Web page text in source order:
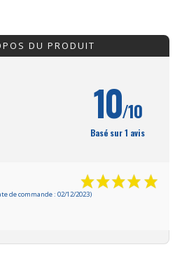
DU PRODUIT
10/10
Basé sur 1 avis
de commande : 02/12/2023)